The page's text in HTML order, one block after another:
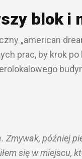
blok i
„american
prac, by krok
Zmywak, później
się w miejscu,